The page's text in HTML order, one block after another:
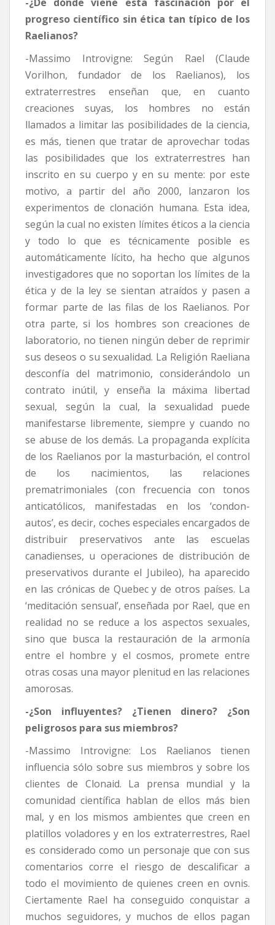
progreso científico sin ética tan típico de los
Raelianos?
-Massimo Introvigne: Según Rael (Claude
Vorilhon, fundador de los Raelianos), los
extraterrestres enseñan que, en cuanto
creaciones suyas, los hombres no están
llamados a limitar las posibilidades de la ciencia,
es más, tienen que tratar de aprovechar todas
las posibilidades que los extraterrestres han
inscrito en su cuerpo y en su mente: por este
motivo, a partir del año 2000, lanzaron los
experimentos de clonación humana. Esta idea,
según la cual no existen límites éticos a la ciencia
y todo lo que es técnicamente posible es
automáticamente lícito, ha hecho que algunos
investigadores que no soportan los límites de la
ética y de la ley se sientan atraídos y pasen a
formar parte de las filas de los Raelianos. Por
otra parte, si los hombres son creaciones de
laboratorio, no tienen ningún deber de reprimir
sus deseos o su sexualidad. La Religión Raeliana
desconfía del matrimonio, considerándolo un
contrato inútil, y enseña la máxima libertad
sexual, según la cual, la sexualidad puede
manifestarse libremente, siempre y cuando no
se abuse de los demás. La propaganda explícita
de los Raelianos por la masturbación, el control
de los nacimientos, las relaciones
prematrimoniales (con frecuencia con tonos
anticatólicos, manifestadas en los ‘condon-
autos’, es decir, coches especiales encargados de
distribuir preservativos ante las escuelas
canadienses, u operaciones de distribución de
preservativos durante el Jubileo), ha aparecido
en las crónicas de Quebec y de otros países. La
‘meditación sensual’, enseñada por Rael, que en
realidad no se reduce a los aspectos sexuales,
sino que busca la restauración de la armonía
entre el hombre y el cosmos, promete entre
otras cosas una mayor plenitud en las relaciones
amorosas.
-¿Son influyentes? ¿Tienen dinero? ¿Son
peligrosos para sus miembros?
-Massimo Introvigne: Los Raelianos tienen
influencia sólo sobre sus miembros y sobre los
clientes de Clonaid. La prensa mundial y la
comunidad científica hablan de ellos más bien
mal, y en los mismos ambientes que creen en
platillos voladores y en los extraterrestres, Rael
es considerado como un personaje que con sus
comentarios corre el riesgo de descalificar a
todo el movimiento de quienes creen en ovnis.
Ciertamente Rael ha conseguido conquistar a
muchos seguidores, y muchos de ellos pagan